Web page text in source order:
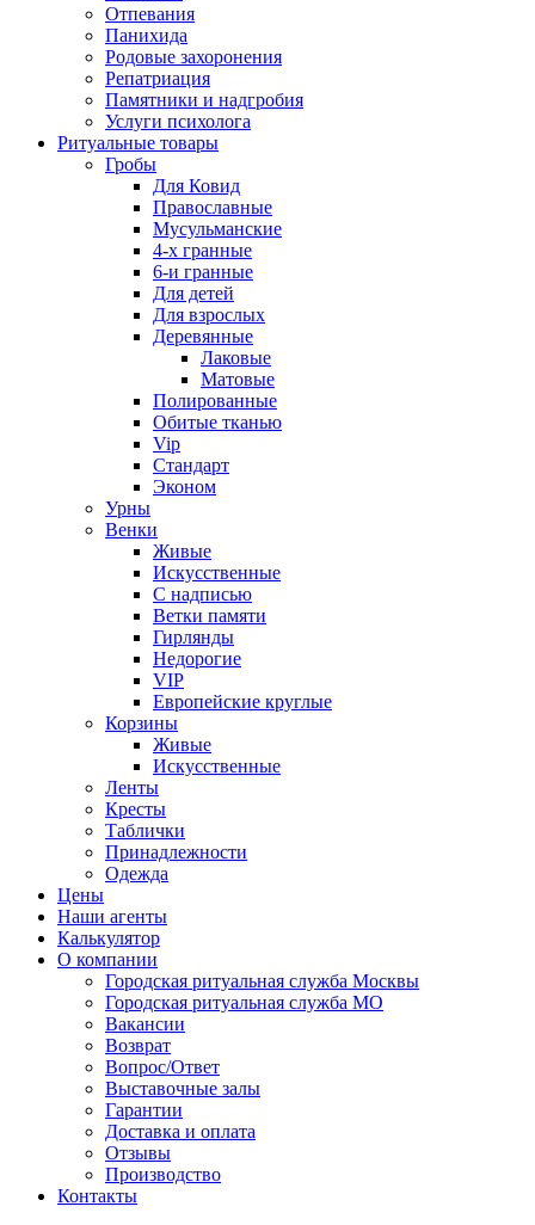
Отпевания
Панихида
Родовые захоронения
Репатриация
Памятники и надгробия
Услуги психолога
Ритуальные товары
Гробы
Для Ковид
Православные
Мусульманские
4-х гранные
6-и гранные
Для детей
Для взрослых
Деревянные
Лаковые
Матовые
Полированные
Обитые тканью
Vip
Стандарт
Эконом
Урны
Венки
Живые
Искусственные
С надписью
Ветки памяти
Гирлянды
Недорогие
VIP
Европейские круглые
Корзины
Живые
Искусственные
Ленты
Кресты
Таблички
Принадлежности
Одежда
Цены
Наши агенты
Калькулятор
О компании
Городская ритуальная служба Москвы
Городская ритуальная служба МО
Вакансии
Возврат
Вопрос/Ответ
Выставочные залы
Гарантии
Доставка и оплата
Отзывы
Производство
Контакты